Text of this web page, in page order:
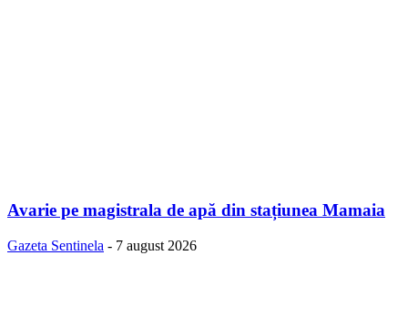
Avarie pe magistrala de apă din stațiunea Mamaia
Gazeta Sentinela - 7 august 2026